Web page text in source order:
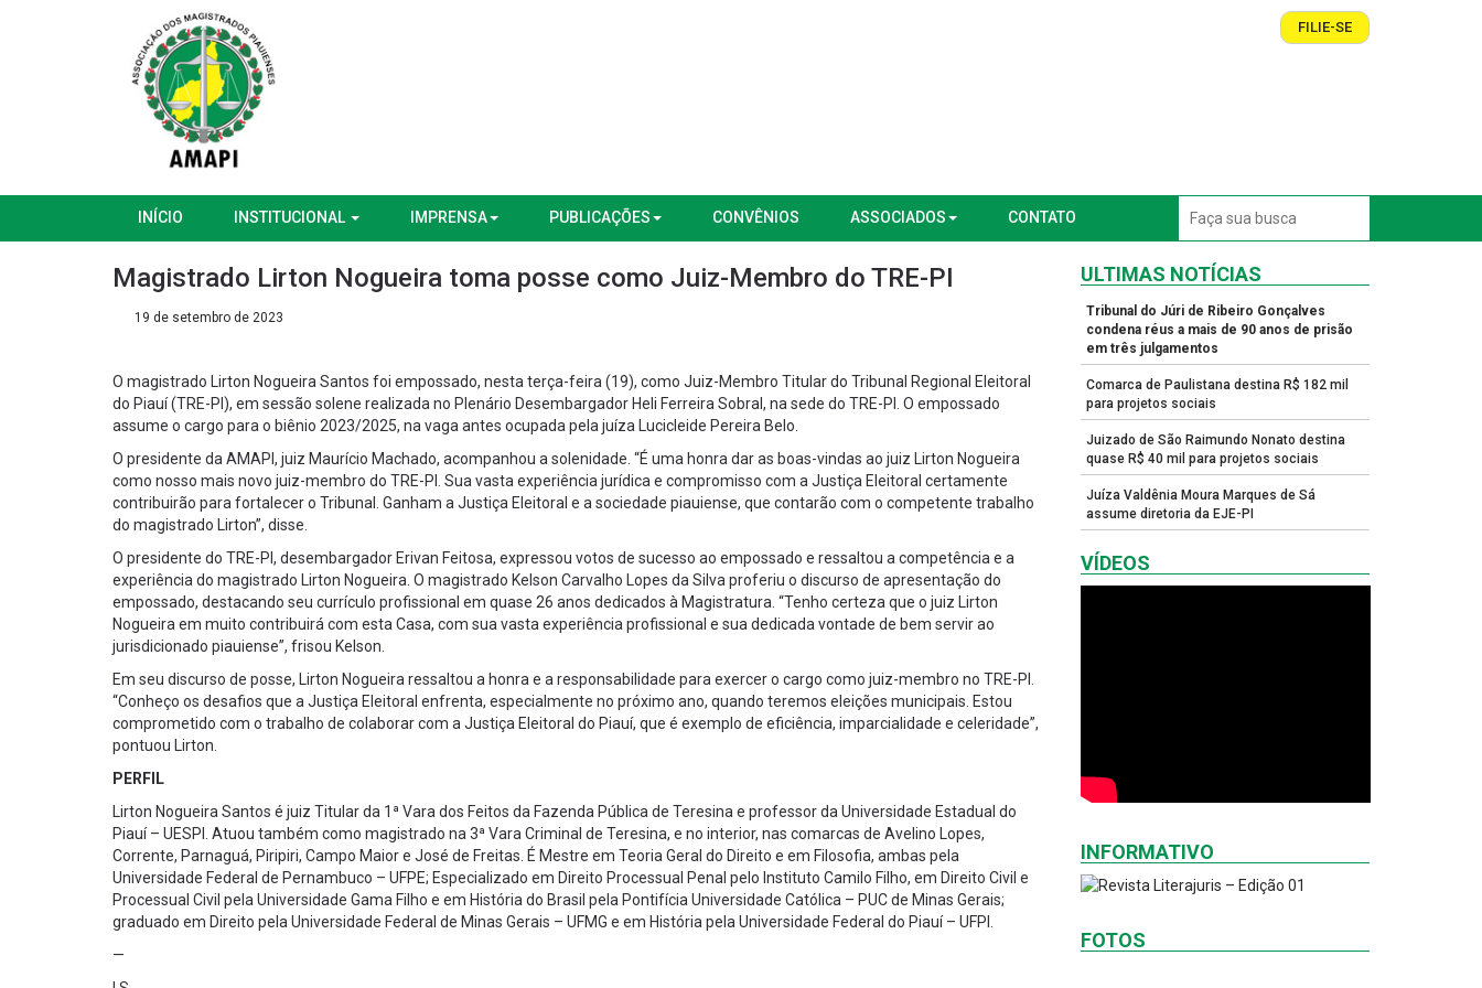
FILIE-SE
INÍCIO INSTITUCIONAL IMPRENSA PUBLICAÇÕES CONVÊNIOS ASSOCIADOS CONTATO
Magistrado Lirton Nogueira toma posse como Juiz-Membro do TRE-PI
19 de setembro de 2023
O magistrado Lirton Nogueira Santos foi empossado, nesta terça-feira (19), como Juiz-Membro Titular do Tribunal Regional Eleitoral
do Piauí (TRE-PI), em sessão solene realizada no Plenário Desembargador Heli Ferreira Sobral, na sede do TRE-PI. O empossado
assume o cargo para o biênio 2023/2025, na vaga antes ocupada pela juíza Lucicleide Pereira Belo.
O presidente da AMAPI, juiz Maurício Machado, acompanhou a solenidade. “É uma honra dar as boas-vindas ao juiz Lirton Nogueira
como nosso mais novo juiz-membro do TRE-PI. Sua vasta experiência jurídica e compromisso com a Justiça Eleitoral certamente
contribuirão para fortalecer o Tribunal. Ganham a Justiça Eleitoral e a sociedade piauiense, que contarão com o competente trabalho
do magistrado Lirton”, disse.
O presidente do TRE-PI, desembargador Erivan Feitosa, expressou votos de sucesso ao empossado e ressaltou a competência e a
experiência do magistrado Lirton Nogueira. O magistrado Kelson Carvalho Lopes da Silva proferiu o discurso de apresentação do
empossado, destacando seu currículo profissional em quase 26 anos dedicados à Magistratura. “Tenho certeza que o juiz Lirton
Nogueira em muito contribuirá com esta Casa, com sua vasta experiência profissional e sua dedicada vontade de bem servir ao
jurisdicionado piauiense”, frisou Kelson.
Em seu discurso de posse, Lirton Nogueira ressaltou a honra e a responsabilidade para exercer o cargo como juiz-membro no TRE-PI.
“Conheço os desafios que a Justiça Eleitoral enfrenta, especialmente no próximo ano, quando teremos eleições municipais. Estou
comprometido com o trabalho de colaborar com a Justiça Eleitoral do Piauí, que é exemplo de eficiência, imparcialidade e celeridade”,
pontuou Lirton.
PERFIL
Lirton Nogueira Santos é juiz Titular da 1ª Vara dos Feitos da Fazenda Pública de Teresina e professor da Universidade Estadual do
Piauí – UESPI. Atuou também como magistrado na 3ª Vara Criminal de Teresina, e no interior, nas comarcas de Avelino Lopes,
Corrente, Parnaguá, Piripiri, Campo Maior e José de Freitas. É Mestre em Teoria Geral do Direito e em Filosofia, ambas pela
Universidade Federal de Pernambuco – UFPE; Especializado em Direito Processual Penal pelo Instituto Camilo Filho, em Direito Civil e
Processual Civil pela Universidade Gama Filho e em História do Brasil pela Pontifícia Universidade Católica – PUC de Minas Gerais;
graduado em Direito pela Universidade Federal de Minas Gerais – UFMG e em História pela Universidade Federal do Piauí – UFPI.
—
ULTIMAS NOTÍCIAS
Tribunal do Júri de Ribeiro Gonçalves
condena réus a mais de 90 anos de prisão
em três julgamentos
Comarca de Paulistana destina R$ 182 mil
para projetos sociais
Juizado de São Raimundo Nonato destina
quase R$ 40 mil para projetos sociais
Juíza Valdênia Moura Marques de Sá
assume diretoria da EJE-PI
VÍDEOS
INFORMATIVO
FOTOS